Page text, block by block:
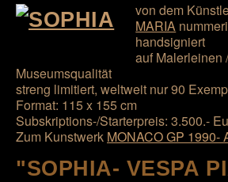
von dem
MARIA
handsigniert
auf Malerleinen
Museumsqualität
streng limitiert, weltweit nur 90
Format: 115 x 155 cm
Subskriptions-/Starterpreis: 3.500.-
Zum Kunstwerk MONACO GP 1990-
"SOPHIA- VESPA